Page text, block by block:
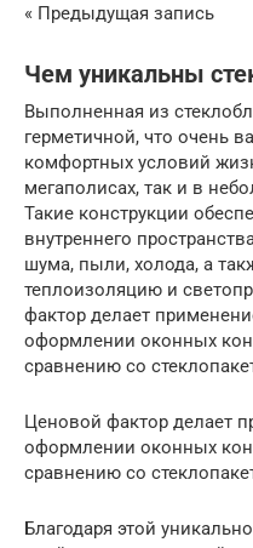
« Предыдущая запись
Чем уникальны
Выполненная из
герметичной, что очень
комфортных условий
мегаполисах, так и в
Такие конструкции
внутреннего
шума, пыли, холода, а
теплоизоляцию и
фактор делает
оформлении оконных
сравнению со
Ценовой фактор делает
оформлении оконных
сравнению со
Благодаря этой